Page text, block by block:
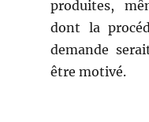
pro­duites,
dont la
demande
être motivé.